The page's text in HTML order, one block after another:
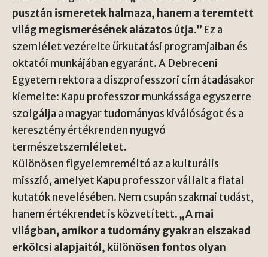
pusztán ismeretek halmaza, hanem a teremtett
világ megismerésének alázatos útja.” Ez a
szemlélet vezérelte űrkutatási programjaiban és
oktatói munkájában egyaránt. A Debreceni
Egyetem rektora a díszprofesszori cím átadásakor
kiemelte: Kapu professzor munkássága egyszerre
szolgálja a magyar tudományos kiválóságot és a
keresztény értékrenden nyugvó
természetszemléletet.
Különösen figyelemreméltó az a kulturális
misszió, amelyet Kapu professzor vállalt a fiatal
kutatók nevelésében. Nem csupán szakmai tudást,
hanem értékrendet is közvetített.„A mai
világban, amikor a tudomány gyakran elszakad
erkölcsi alapjaitól, különösen fontos olyan